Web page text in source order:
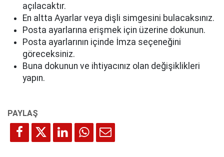
açılacaktır.
En altta Ayarlar veya dişli simgesini bulacaksınız.
Posta ayarlarına erişmek için üzerine dokunun.
Posta ayarlarının içinde İmza seçeneğini
göreceksiniz.
Buna dokunun ve ihtiyacınız olan değişiklikleri
yapın.